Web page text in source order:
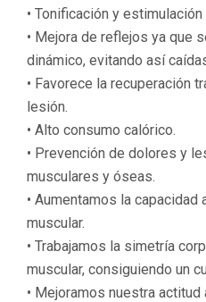
• Tonificación y
• Mejora de reflejos ya que
dinámico, evitando así
• Favorece la recuperación
lesión.
• Alto consumo calórico.
• Prevención de dolores y
musculares y óseas.
• Aumentamos la
muscular.
• Trabajamos la simetría
muscular, consiguiendo un
• Mejoramos nuestra